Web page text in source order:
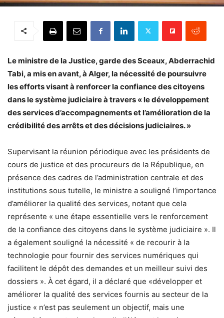
Le ministre de la Justice, garde des Sceaux, Abderrachid
Tabi, a mis en avant, à Alger, la nécessité de poursuivre
les efforts visant à renforcer la confiance des citoyens
dans le système judiciaire à travers « le développement
des services d’accompagnements et l’amélioration de la
crédibilité des arrêts et des décisions judiciaires. »
Supervisant la réunion périodique avec les présidents de
cours de justice et des procureurs de la République, en
présence des cadres de l’administration centrale et des
institutions sous tutelle, le ministre a souligné l’importance
d’améliorer la qualité des services, notant que cela
représente « une étape essentielle vers le renforcement
de la confiance des citoyens dans le système judiciaire ». Il
a également souligné la nécessité « de recourir à la
technologie pour fournir des services numériques qui
facilitent le dépôt des demandes et un meilleur suivi des
dossiers ». À cet égard, il a déclaré que «développer et
améliorer la qualité des services fournis au secteur de la
justice « n’est pas seulement un objectif, mais une